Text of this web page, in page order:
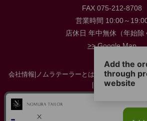
FAX 075-212-8708
営業時間 10:00～
店休日 年中無休（年始除
>> Google Map
会社情報 ノムラテーラーとは 店舗情報|採用情
お問い合わせ
特定商取引に関する法律に基づく表示 プ
サイトマップ